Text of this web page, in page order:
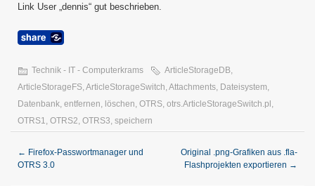
Link User „dennis“ gut beschrieben.
Technik - IT - Computerkrams ArticleStorageDB,
ArticleStorageFS,ArticleStorageSwitch,Attachments, Dateisystem,
Datenbank, entfernen, löschen, OTRS, otrs.ArticleStorageSwitch.pl,
OTRS1, OTRS2, OTRS3, speichern
← Firefox-Passwortmanager und
OTRS 3.0
Original .png-Grafiken aus .fla-
Flashprojekten exportieren →